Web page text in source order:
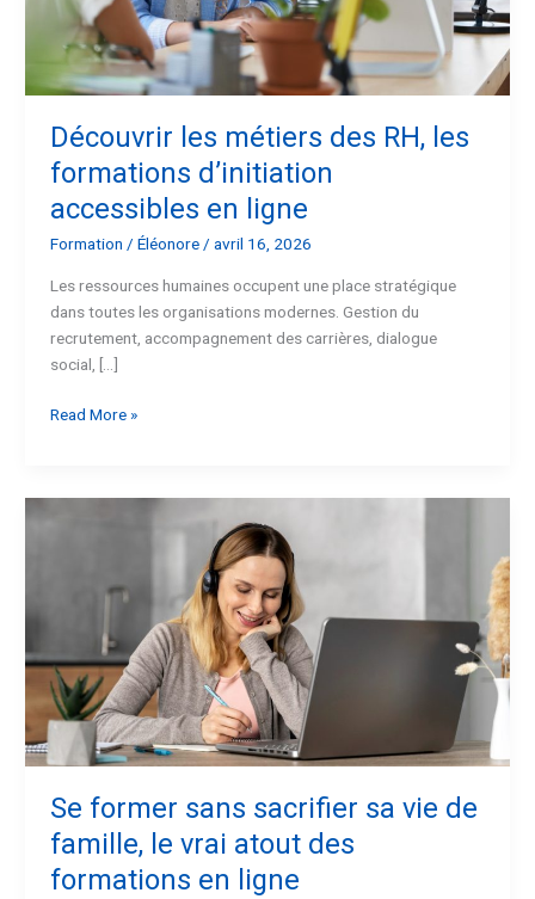
Découvrir les métiers des RH, les
formations d’initiation
accessibles en ligne
Formation / Éléonore / avril 16, 2026
Les ressources humaines occupent une place stratégique
dans toutes les organisations modernes. Gestion du
recrutement, accompagnement des carrières, dialogue
social, […]
en
ligne
Read More »
Se former sans sacrifier sa vie de
famille, le vrai atout des
formations en ligne
de
famille,
le
vrai
atout
des
en
ligne